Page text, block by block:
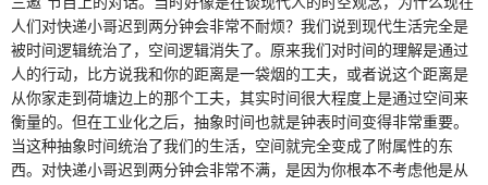
人们对快递小哥迟到两分钟会非常不耐烦？我们说到现代生活完全是
被时间逻辑统治了，空间逻辑消失了。原来我们对时间的理解是通过
人的行动，比方说我和你的距离是一袋烟的工夫，或者说这个距离是
从你家走到荷塘边上的那个工夫，其实时间很大程度上是通过空间来
衡量的。但在工业化之后，抽象时间也就是钟表时间变得非常重要。
当这种抽象时间统治了我们的生活，空间就完全变成了附属性的东
西。对快递小哥迟到两分钟会非常不满，是因为你根本不考虑他是从